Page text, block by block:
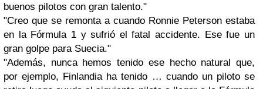
buenos pilotos con gran talento."
"Creo que se remonta a cuando Ronnie Peterson estaba
en la Fórmula 1 y sufrió el fatal accidente. Ese fue un
gran golpe para Suecia."
"Además, nunca hemos tenido ese hecho natural que,
por ejemplo, Finlandia ha tenido … cuando un piloto se